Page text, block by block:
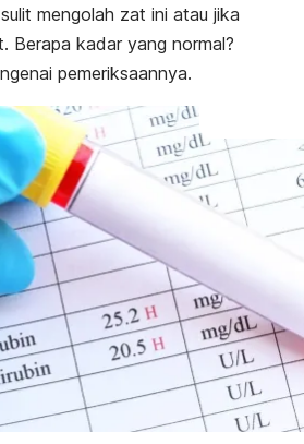
mengolah zat ini atau jika
Berapa kadar yang normal?
pemeriksaannya.